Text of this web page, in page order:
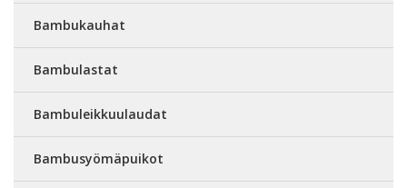
Bambukauhat
Bambulastat
Bambuleikkuulaudat
Bambusyömäpuikot